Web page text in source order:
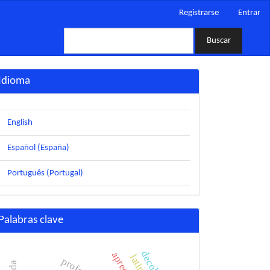
Registrarse Entrar
Buscar
English
Español (España)
Português (Portugal)
Palabras clave